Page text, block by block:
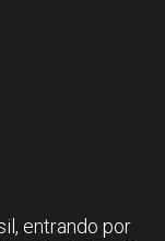
entrando por